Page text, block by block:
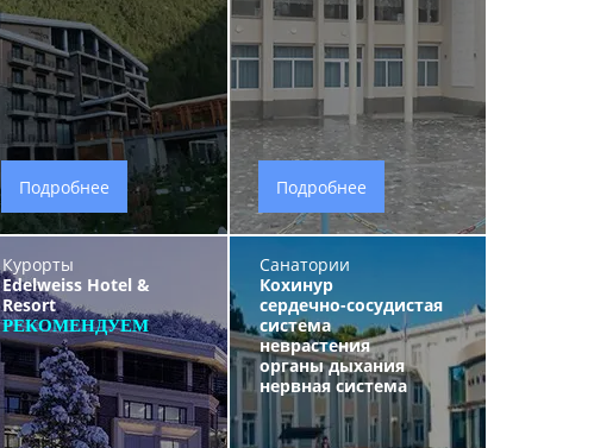
Подробнее Подробнее
Курорты
Edelweiss Hotel &
Resort
РЕКОМЕНДУЕМ
Санатории
Кохинур
сердечно-сосудистая
система
неврастения
органы дыхания
нервная система